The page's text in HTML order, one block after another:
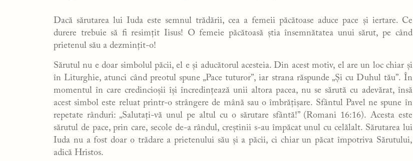
Dacă sărutarea lui Iuda este semnul trădării, cea a femeii păcătoase aduce pace și iertare. Ce
durere trebuie să fi resimțit Iisus! O femeie păcătoasă știa însemnătatea unui sărut, pe când
prietenul său a dezmințit-o!
Sărutul nu e doar simbolul păcii, el e și aducătorul acesteia. Din acest motiv, el are un loc chiar și
în Liturghie, atunci când preotul spune „Pace tuturor”, iar strana răspunde „Și cu Duhul tău”. În
momentul în care credincioșii își încredințează unii altora pacea, nu se sărută cu adevărat, însă
acest simbol este reluat printr-o strângere de mână sau o îmbrățișare. Sfântul Pavel ne spune în
repetate rânduri: „Salutați-vă unul pe altul cu o sărutare sfântă!” (Romani 16:16). Acesta este
sărutul de pace, prin care, secole de-a rândul, creștinii s-au împăcat unul cu celălalt. Sărutarea lui
Iuda nu a fost doar o trădare a prietenului său și a păcii, ci chiar un păcat împotriva Sărutului,
adică Hristos.